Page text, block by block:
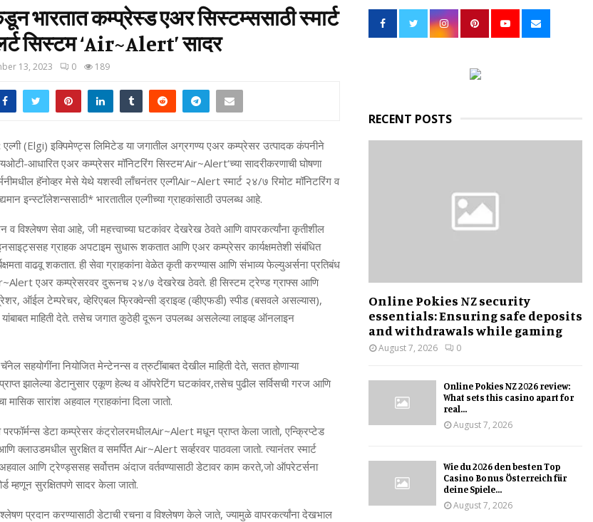
भारतात कम्‍प्रेस्‍ड एअर सिस्‍टम्‍ससाठी स्‍मार्ट
सिस्‍टम ‘Air~Alert’ सादर
13, 2023 0 189
एल्‍गी (Elgi) इक्पिमेण्‍ट्स लिमिटेड या जगातील अग्रगण्‍य एअर कम्‍प्रेसर उत्‍पादक कंपनीने
आधारित एअर कम्‍प्रेसर मॉनिटरिंग सिस्‍टम‘Air~Alert‘च्‍या सादरीकरणाची घोषणा
हॅनोव्‍हर मेसे येथे यशस्‍वी लाँचनंतर एल्‍गीAir~Alert स्‍मार्ट २४/७ रिमोट मॉनिटरिंग व
इन्‍स्‍टॉलेशन्‍ससाठी* भारतातील एल्‍गीच्‍या ग्राहकांसाठी उपलब्‍ध आहे.
व विश्‍लेषण सेवा आहे, जी महत्त्वाच्‍या घटकांवर देखरेख ठेवते आणि वापरकर्त्‍यांना कृतीशील
ग्राहक अपटाइम सुधारू शकतात आणि एअर कम्‍प्रेसर कार्यक्षमतेशी संबंधित
वाढवू शकतात. ही सेवा ग्राहकांना वेळेत कृती करण्‍यास आणि संभाव्‍य फेल्युअर्सना प्रतिबंध
एअर कम्‍प्रेसरवर दुरूनच २४/७ देखरेख ठेवते. ही सिस्‍टम ट्रेण्‍ड ग्राफ्स आणि
, ऑईल टेम्‍परेचर, व्‍हेरिएबल फ्रिक्‍वेन्‍सी ड्राइव्‍ह (व्‍हीएफडी) स्‍पीड (बसवले असल्‍यास),
यांबाबत माहिती देते. तसेच जगात कुठेही दूरून उपलब्‍ध असलेल्‍या लाइव्‍ह ऑनलाइन
चॅनेल सहयोगींना नियोजित मेन्‍टेनन्‍स व त्रुटींबाबत देखील माहिती देते, सतत होणाऱ्या
झालेल्‍या डेटानुसार एकूण हेल्‍थ व ऑपरेटिंग घटकांवर,तसेच पुढील सर्विसची गरज आणि
मासिक सारांश अहवाल ग्राहकांना दिला जातो.
डेटा कम्‍प्रेसर कंट्रोलरमधीलAir~Alert मधून प्राप्‍त केला जातो, एन्क्रिप्‍टेड
क्लाउडमधील सुरक्षित व समर्पितAir~Alert सर्व्हरवर पाठवला जातो. त्‍यानंतर स्मार्ट
आणि ट्रेण्‍ड्ससह सर्वोत्तम अंदाज वर्तवण्‍यासाठी डेटावर काम करते,जो ऑपरेटर्सना
म्‍हणून सुरक्षितपणे सादर केला जातो.
प्रदान करण्‍यासाठी डेटाची रचना व विश्‍लेषण केले जाते, ज्‍यामुळे वापरकर्त्‍यांना देखभाल
o
RECENT POSTS
Online Pokies NZ security
essentials: Ensuring safe deposits
and withdrawals while gaming
August 7, 2026 0
Online Pokies NZ 2026 review:
What sets this casino apart for
real...
August 7, 2026
Wie du 2026 den besten Top
Casino Bonus Österreich für
deine Spiele...
August 7, 2026